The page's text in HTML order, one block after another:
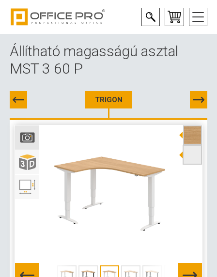
Állítható magasságú asztal
MST 3 60 P
TRIGON